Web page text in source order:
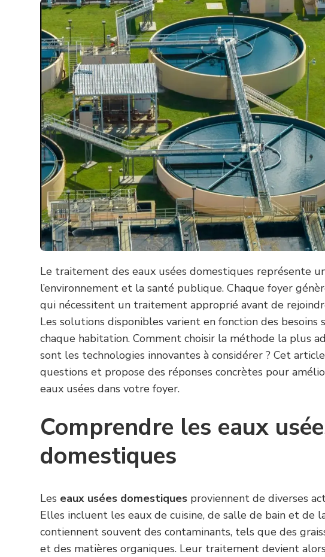
Le traitement des eaux usées domestiques représente
l’environnement et la santé publique. Chaque foyer
qui nécessitent un traitement approprié avant de
Les solutions disponibles varient en fonction des besoins
chaque habitation. Comment choisir la méthode la plus
sont les technologies innovantes à considérer ? Cet
questions et propose des réponses concrètes pour
eaux usées dans votre foyer.
Comprendre les eaux
domestiques
Les eaux usées domestiques proviennent de diverses
Elles incluent les eaux de cuisine, de salle de bain et de
contiennent souvent des contaminants, tels que des
et des matières organiques. Leur traitement devient